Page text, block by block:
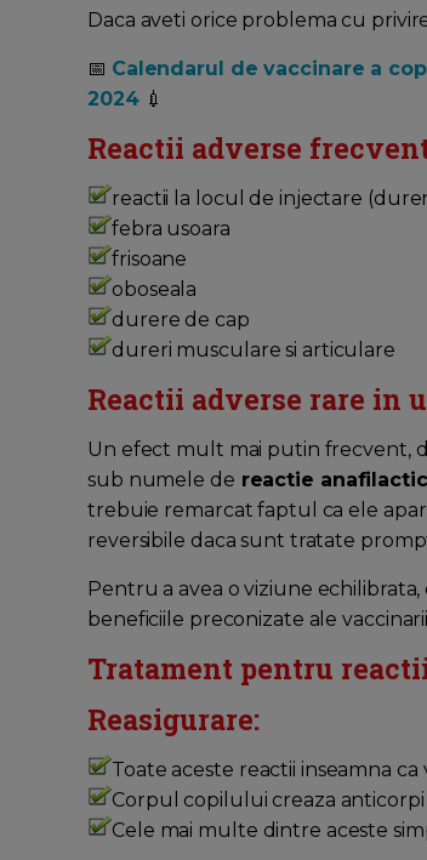
Daca aveti orice problema cu
📅 Calendarul de vaccinare a
2024💉
Reactii adverse
reactii la locul de injectare
febra usoara
frisoane
oboseala
durere de cap
dureri musculare si articulare
Reactii adverse rare in
Un efect mult mai putin frecvent,
sub numele de reactie
trebuie remarcat faptul ca ele
reversibile daca sunt tratate
Pentru a avea o viziune
beneficiile preconizate ale
Tratament pentru
Reasigurare:
Toate aceste reactii inseamna
Corpul copilului creaza
Cele mai multe dintre aceste